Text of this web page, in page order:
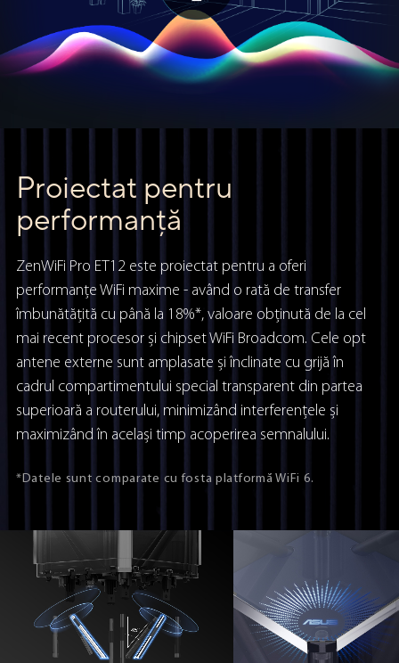
Proiectat pentru
performanță
ZenWiFi Pro ET12 este proiectat pentru a oferi
performanțe WiFi maxime - având o rată de transfer
îmbunătățită cu până la 18%*, valoare obținută de la cel
mai recent procesor și chipset WiFi Broadcom. Cele opt
antene externe sunt amplasate și înclinate cu grijă în
cadrul compartimentului special transparent din partea
superioară a routerului, minimizând interferențele și
maximizând în același timp acoperirea semnalului.
*Datele sunt comparate cu fosta platformă WiFi 6.